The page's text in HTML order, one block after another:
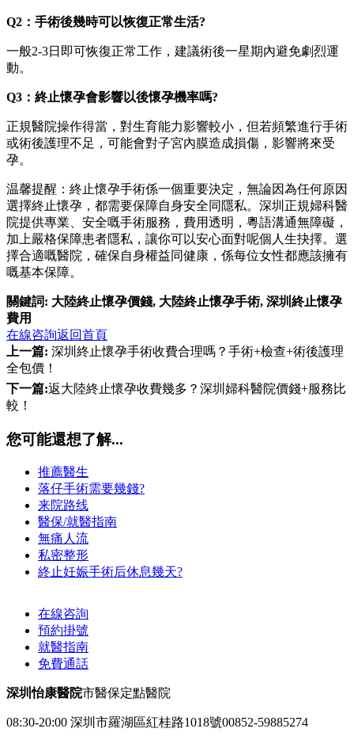
Q2：手術後幾時可以恢復正常生活?
一般2-3日即可恢復正常工作，建議術後一星期內避免劇烈運
動。
Q3：終止懷孕會影響以後懷孕機率嗎?
正規醫院操作得當，對生育能力影響較小，但若頻繁進行手術
或術後護理不足，可能會對子宮內膜造成損傷，影響將來受
孕。
温馨提醒：終止懷孕手術係一個重要決定，無論因為任何原因
選擇終止懷孕，都需要保障自身安全同隱私。深圳正規婦科醫
院提供專業、安全嘅手術服務，費用透明，粵語溝通無障礙，
加上嚴格保障患者隱私，讓你可以安心面對呢個人生抉擇。選
擇合適嘅醫院，確保自身權益同健康，係每位女性都應該擁有
嘅基本保障。
關鍵詞: 大陸終止懷孕價錢, 大陸終止懷孕手術, 深圳終止懷孕
費用
在線咨詢返回首頁
上一篇: 深圳終止懷孕手術收費合理嗎？手術+檢查+術後護理
全包價！
下一篇:返大陸終止懷孕收費幾多？深圳婦科醫院價錢+服務比
較！
您可能還想了解...
推薦醫生
落仔手術需要幾錢?
来院路线
醫保/就醫指南
無痛人流
私密整形
終止妊娠手術后休息幾天?
在線咨詢
預約掛號
就醫指南
免費通話
深圳怡康醫院市醫保定點醫院
08:30-20:00 深圳市羅湖區紅桂路1018號00852-59885274